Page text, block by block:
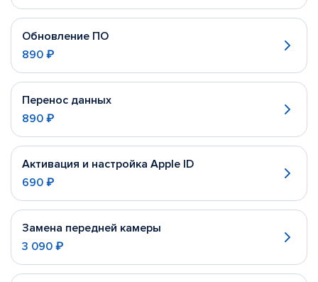
Обновление ПО
890 ₽
Перенос данных
890 ₽
Активация и настройка Apple ID
690 ₽
Замена передней камеры
3 090 ₽